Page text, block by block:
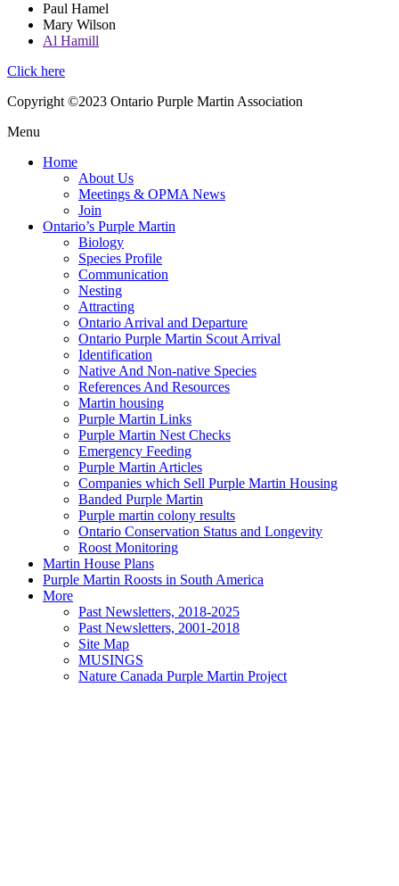
Paul Hamel
Mary Wilson
Al Hamill
Click here
Copyright ©2023 Ontario Purple Martin Association
Menu
Home
About Us
Meetings & OPMA News
Join
Ontario’s Purple Martin
Biology
Species Profile
Communication
Nesting
Attracting
Ontario Arrival and Departure
Ontario Purple Martin Scout Arrival
Identification
Native And Non-native Species
References And Resources
Martin housing
Purple Martin Links
Purple Martin Nest Checks
Emergency Feeding
Purple Martin Articles
Companies which Sell Purple Martin Housing
Banded Purple Martin
Purple martin colony results
Ontario Conservation Status and Longevity
Roost Monitoring
Martin House Plans
Purple Martin Roosts in South America
More
Past Newsletters, 2018-2025
Past Newsletters, 2001-2018
Site Map
MUSINGS
Nature Canada Purple Martin Project